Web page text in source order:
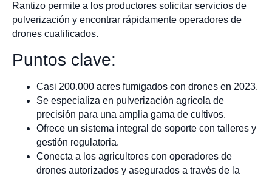
Rantizo permite a los productores solicitar servicios de
pulverización y encontrar rápidamente operadores de
drones cualificados.
Puntos clave:
Casi 200.000 acres fumigados con drones en 2023.
Se especializa en pulverización agrícola de
precisión para una amplia gama de cultivos.
Ofrece un sistema integral de soporte con talleres y
gestión regulatoria.
Conecta a los agricultores con operadores de
drones autorizados y asegurados a través de la